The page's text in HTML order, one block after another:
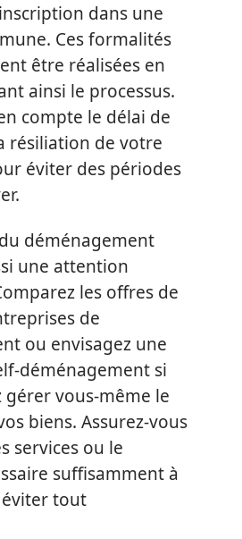
dans une
Ces formalités
être réalisées en
ainsi le processus.
compte le délai de
résiliation de votre
éviter des périodes
déménagement
une attention
les offres de
de
ou envisagez une
déménagement si
vous-même le
biens. Assurez-vous
services ou le
suffisamment à
éviter tout